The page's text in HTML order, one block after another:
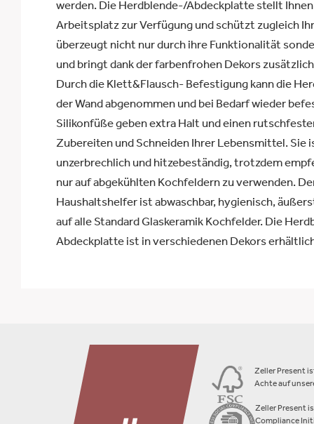
werden. Die Herdblende-/Abdeckplatte stellt
Arbeitsplatz zur Verfügung und schützt zugleich
überzeugt nicht nur durch ihre Funktionalität
und bringt dank der farbenfrohen Dekors zusätzlich
Durch die Klett&Flausch- Befestigung kann die
der Wand abgenommen und bei Bedarf wieder
Silikonfüße geben extra Halt und einen
Zubereiten und Schneiden Ihrer Lebensmittel. Sie
unzerbrechlich und hitzebeständig, trotzdem
nur auf abgekühlten Kochfeldern zu verwenden.
Haushaltshelfer ist abwaschbar, hygienisch,
auf alle Standard Glaskeramik Kochfelder. Die
Abdeckplatte ist in verschiedenen Dekors
Zeller Present
Achte auf
Zeller Present
Compliance